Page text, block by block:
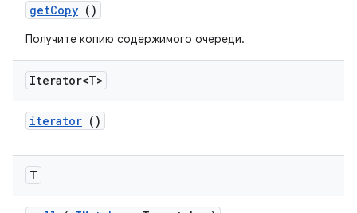
getCopy ()
Получите копию содержимого очереди.
Iterator<T>
iterator ()
T